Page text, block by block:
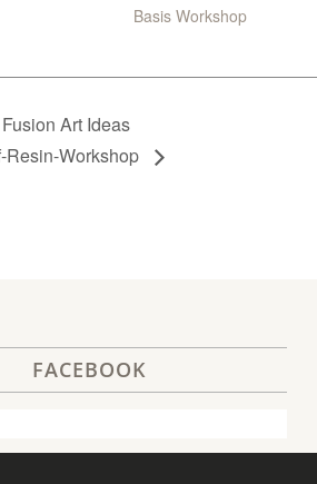
Basis Workshop
Art Ideas
Resin-Workshop
FACEBOOK